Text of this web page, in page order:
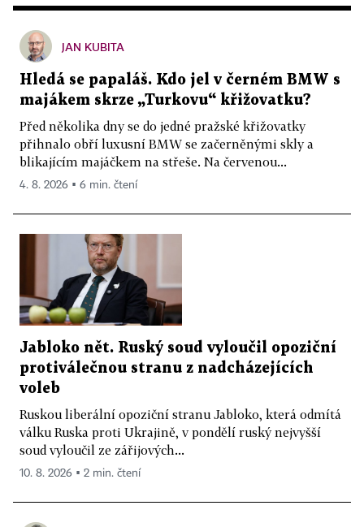
JAN KUBITA
Hledá se papaláš. Kdo jel v černém BMW s
majákem skrze „Turkovu“ křižovatku?
Před několika dny se do jedné pražské křižovatky
přihnalo obří luxusní BMW se začerněnými skly a
blikajícím majáčkem na střeše. Na červenou...
4. 8. 2026 ▪ 6 min. čtení
Jabloko nět. Ruský soud vyloučil opoziční
protiválečnou stranu z nadcházejících
voleb
Ruskou liberální opoziční stranu Jabloko, která odmítá
válku Ruska proti Ukrajině, v pondělí ruský nejvyšší
soud vyloučil ze zářijových...
10. 8. 2026 ▪ 2 min. čtení